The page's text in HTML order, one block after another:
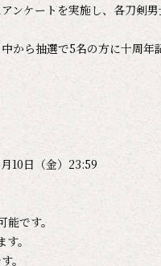
ンケートを実施し、各刀剣
から抽選で5名の方に十周
10日（金）23:59
です。
。
。